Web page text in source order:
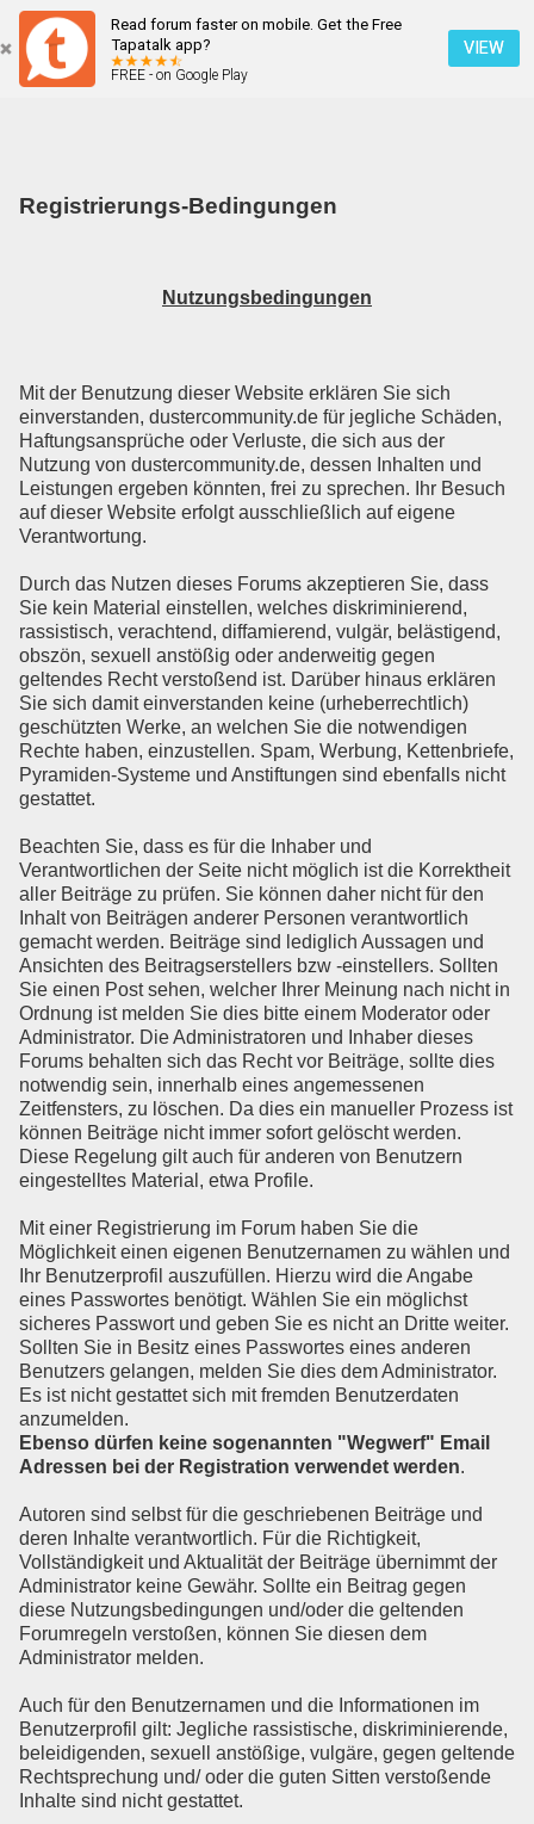
Read forum faster on mobile. Get the Free
Tapatalk app?
FREE - on Google Play
VIEW
Registrierungs-Bedingungen
Registrierungs-Bedingungen
Nutzungsbedingungen
Mit der Benutzung dieser Website erklären Sie sich
einverstanden, dustercommunity.de für jegliche Schäden,
Haftungsansprüche oder Verluste, die sich aus der
Nutzung von dustercommunity.de, dessen Inhalten und
Leistungen ergeben könnten, frei zu sprechen. Ihr Besuch
auf dieser Website erfolgt ausschließlich auf eigene
Verantwortung.
Durch das Nutzen dieses Forums akzeptieren Sie, dass
Sie kein Material einstellen, welches diskriminierend,
rassistisch, verachtend, diffamierend, vulgär, belästigend,
obszön, sexuell anstößig oder anderweitig gegen
geltendes Recht verstoßend ist. Darüber hinaus erklären
Sie sich damit einverstanden keine (urheberrechtlich)
geschützten Werke, an welchen Sie die notwendigen
Rechte haben, einzustellen. Spam, Werbung, Kettenbriefe,
Pyramiden-Systeme und Anstiftungen sind ebenfalls nicht
gestattet.
Beachten Sie, dass es für die Inhaber und
Verantwortlichen der Seite nicht möglich ist die Korrektheit
aller Beiträge zu prüfen. Sie können daher nicht für den
Inhalt von Beiträgen anderer Personen verantwortlich
gemacht werden. Beiträge sind lediglich Aussagen und
Ansichten des Beitragserstellers bzw -einstellers. Sollten
Sie einen Post sehen, welcher Ihrer Meinung nach nicht in
Ordnung ist melden Sie dies bitte einem Moderator oder
Administrator. Die Administratoren und Inhaber dieses
Forums behalten sich das Recht vor Beiträge, sollte dies
notwendig sein, innerhalb eines angemessenen
Zeitfensters, zu löschen. Da dies ein manueller Prozess ist
können Beiträge nicht immer sofort gelöscht werden.
Diese Regelung gilt auch für anderen von Benutzern
eingestelltes Material, etwa Profile.
Mit einer Registrierung im Forum haben Sie die
Möglichkeit einen eigenen Benutzernamen zu wählen und
Ihr Benutzerprofil auszufüllen. Hierzu wird die Angabe
eines Passwortes benötigt. Wählen Sie ein möglichst
sicheres Passwort und geben Sie es nicht an Dritte weiter.
Sollten Sie in Besitz eines Passwortes eines anderen
Benutzers gelangen, melden Sie dies dem Administrator.
Es ist nicht gestattet sich mit fremden Benutzerdaten
anzumelden.
Ebenso dürfen keine sogenannten "Wegwerf" Email
Adressen bei der Registration verwendet werden.
Autoren sind selbst für die geschriebenen Beiträge und
deren Inhalte verantwortlich. Für die Richtigkeit,
Vollständigkeit und Aktualität der Beiträge übernimmt der
Administrator keine Gewähr. Sollte ein Beitrag gegen
diese Nutzungsbedingungen und/oder die geltenden
Forumregeln verstoßen, können Sie diesen dem
Administrator melden.
Auch für den Benutzernamen und die Informationen im
Benutzerprofil gilt: Jegliche rassistische, diskriminierende,
beleidigenden, sexuell anstößige, vulgäre, gegen geltende
Rechtsprechung und/ oder die guten Sitten verstoßende
Inhalte sind nicht gestattet.